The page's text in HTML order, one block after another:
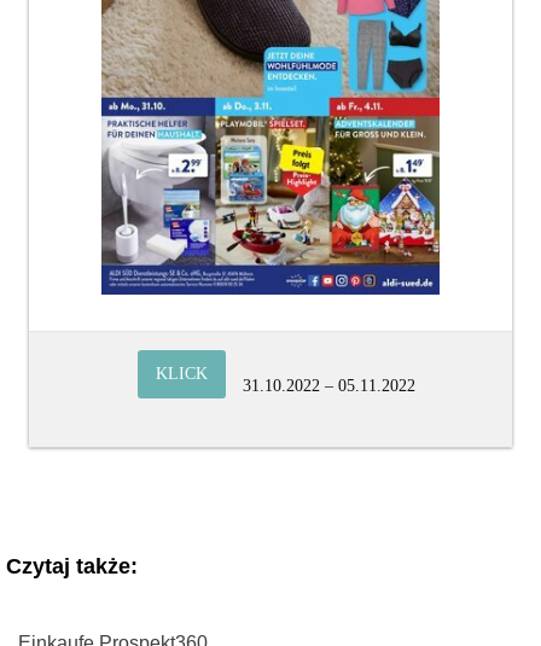
KLICK
31.10.2022 – 05.11.2022
Czytaj także: